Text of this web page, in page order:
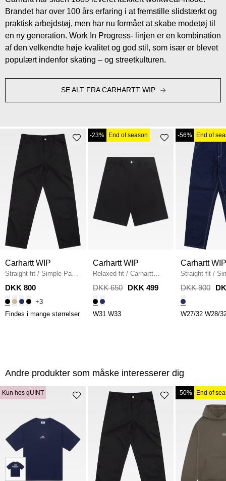
Brandet har over 100 års erfaring i at fremstille slidstærkt og
praktisk arbejdstøj, men har nu formået at skabe modetøj til
en ny generation. Work In Progress- linjen er en kombination
af den velkendte høje kvalitet og god stil, som især er blevet
populært indenfor skating – og streetkulturen.
SE ALT FRA CARHARTT WIP
Carhartt WIP
Straight fit / Simple Pant
I020075 / BLACK
DKK 800
+3
Findes i mange størrelser
-23% End of season
Carhartt WIP
Relaxed fit / Carhartt
Simple Shorts / BLACK
DKK 650 DKK 499
W31 W33
-56% End of
Carhartt WIP
Straight fit /
I022947.012Y
/
DKK 900
W27/32 W28/
Andre produkter som måske interesserer dig
Kun hos qUINT -50% End of